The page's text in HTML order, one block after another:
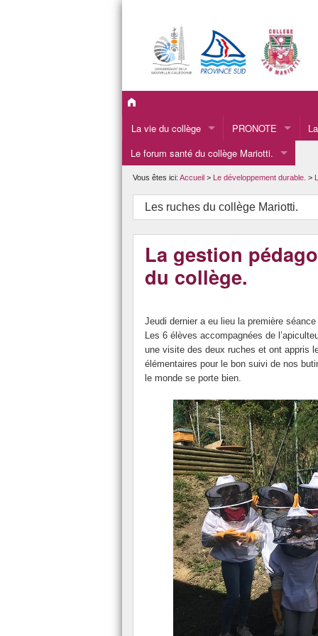
La vie du collège
La présentation du collège.
Les informations administratives du collège.
LA VIE SCOLAIRE
Le CDI
L’APEM
Le FSE
Présentation du secourisme.
Le Conseil de Vie Collègienne (CVC).
La classe ULIS
L’Assistante Sociale
L’Association Sportive.
PRONOTE
Le forum santé du collège Mariotti.
Vous êtes ici: Accueil > Le développement durable. >
Les ruches du collège Mariotti.
La gestion
du collège.
Jeudi dernier a eu lieu la première
Les 6 élèves accompagnées de
une visite des deux ruches et ont appris
élémentaires pour le bon suivi de nos
le monde se porte bien.